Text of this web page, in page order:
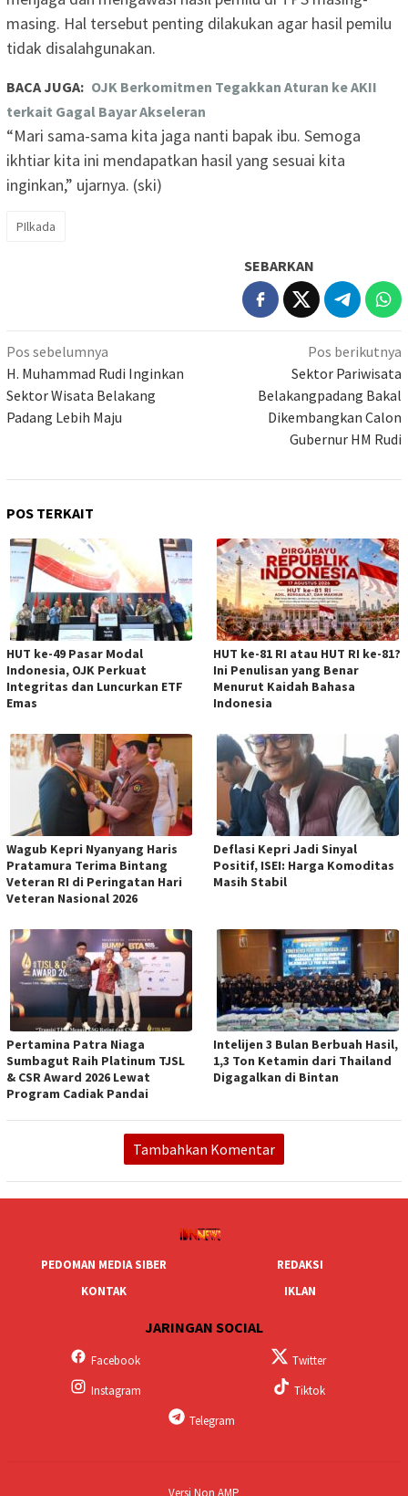
masing. Hal tersebut penting dilakukan agar hasil pemilu
tidak disalahgunakan.
BACA JUGA: OJK Berkomitmen Tegakkan Aturan ke AKII
terkait Gagal Bayar Akseleran
“Mari sama-sama kita jaga nanti bapak ibu. Semoga
ikhtiar kita ini mendapatkan hasil yang sesuai kita
inginkan,” ujarnya. (ski)
PIlkada
SEBARKAN
Navigasi
pos
Pos sebelumnya
H. Muhammad Rudi Inginkan
Sektor Wisata Belakang
Padang Lebih Maju
Pos berikutnya
Sektor Pariwisata
Belakangpadang Bakal
Dikembangkan Calon
Gubernur HM Rudi
POS TERKAIT
HUT ke-49 Pasar Modal
Indonesia, OJK Perkuat
Integritas dan Luncurkan ETF
Emas
HUT ke-81 RI atau HUT RI ke-81?
Ini Penulisan yang Benar
Menurut Kaidah Bahasa
Indonesia
Wagub Kepri Nyanyang Haris
Pratamura Terima Bintang
Veteran RI di Peringatan Hari
Veteran Nasional 2026
Deflasi Kepri Jadi Sinyal
Positif, ISEI: Harga Komoditas
Masih Stabil
Pertamina Patra Niaga
Sumbagut Raih Platinum TJSL
& CSR Award 2026 Lewat
Program Cadiak Pandai
Intelijen 3 Bulan Berbuah Hasil,
1,3 Ton Ketamin dari Thailand
Digagalkan di Bintan
Tambahkan Komentar
PEDOMAN MEDIA SIBER
REDAKSI
KONTAK
IKLAN
JARINGAN SOCIAL
Facebook
Twitter
Instagram
Tiktok
Telegram
Versi Non AMP